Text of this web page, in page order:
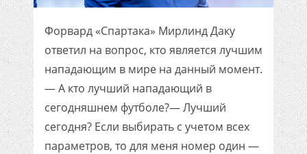
Форвард «Спартака» Мирлинд Даку
ответил на вопрос, кто является лучшим
нападающим в мире на данный момент.
— А кто лучший нападающий в
сегодняшнем футболе?— Лучший
сегодня? Если выбирать с учетом всех
параметров, то для меня номер один —